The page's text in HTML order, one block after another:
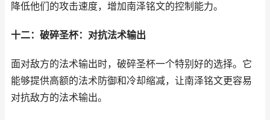
降低他们的攻击速度，增加南泽铭文的控制能力。
十二：破碎圣杯：对抗法术输出
面对敌方的法术输出时，破碎圣杯一个特别好的选择。它
能够提供高额的法术防御和冷却缩减，让南泽铭文更容易
对抗敌方的法术输出。